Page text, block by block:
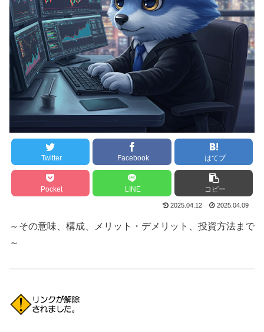
Twitter Facebook はてブ
Pocket LINE コピー
2025.04.12 2025.04.09
～その意味、構成、メリット・デメリット、投資方法まで
～